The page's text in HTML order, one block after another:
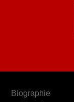
Biographie